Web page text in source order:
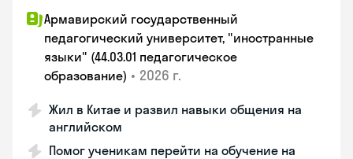
Армавирский государственный
педагогический университет, "иностранные
языки" (44.03.01 педагогическое
образование) • 2026 г.
Жил в Китае и развил навыки общения на
английском
Помог ученикам перейти на обучение на